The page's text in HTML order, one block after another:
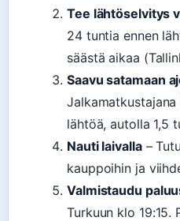
Tee lähtöselvitys
24 tuntia ennen
säästä aikaa
Saavu satamaan
lähtöä, autolla 1,5
Nauti laivalla–
kauppoihin ja
Valmistaudu
Turkuun klo 19:15.